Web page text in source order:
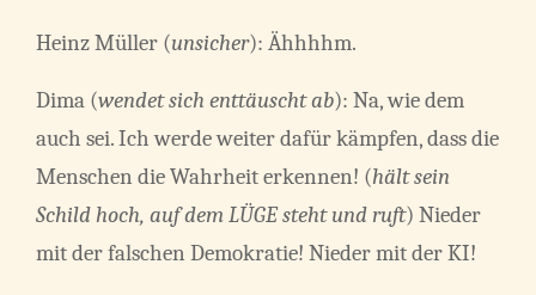
Heinz Müller (unsicher): Ähhhhm.
Dima (wendet sich enttäuscht ab): Na, wie dem
auch sei. Ich werde weiter dafür kämpfen, dass die
Menschen die Wahrheit erkennen! (hält sein
Schild hoch, auf dem LÜGE steht und ruft) Nieder
mit der falschen Demokratie! Nieder mit der KI!